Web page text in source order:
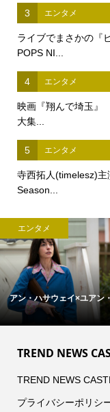
3 エンタメ
ライブでまさかの『
POPS NI...
4 エンタメ
映画『翔んで埼玉』
大集...
5 エンタメ
寺西拓人(timelesz)
Season...
エンタメ
アン・ハサウェイ×ユアン
TREND NEWS
TREND NEWS
プライバシーポリシ